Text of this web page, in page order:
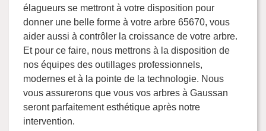
élagueurs se mettront à votre disposition pour
donner une belle forme à votre arbre 65670, vous
aider aussi à contrôler la croissance de votre arbre.
Et pour ce faire, nous mettrons à la disposition de
nos équipes des outillages professionnels,
modernes et à la pointe de la technologie. Nous
vous assurerons que vous vos arbres à Gaussan
seront parfaitement esthétique après notre
intervention.